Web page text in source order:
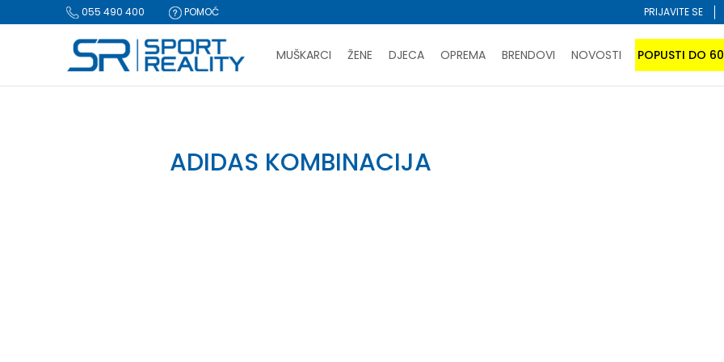
055 490 400 POMOĆ PRIJAVITE SE
MUŠKARCI ŽENE DJECA OPREMA BRENDOVI NOVOSTI POPUSTI DO
CLICK & COLLECT Platite karticom online i preuzmite u prodavnici po vašem
ADIDAS KOMBINACIJA